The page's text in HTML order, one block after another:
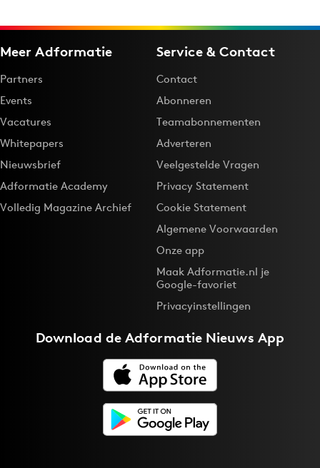
Meer Adformatie
Partners
Events
Vacatures
Whitepapers
Nieuwsbrief
Adformatie Academy
Volledig Magazine Archief
Service & Contact
Contact
Abonneren
Teamabonnementen
Adverteren
Veelgestelde Vragen
Privacy Statement
Cookie Statement
Algemene Voorwaarden
Onze app
Maak Adformatie.nl je
Google-favoriet
Privacyinstellingen
Download deAdformatie Nieuws App